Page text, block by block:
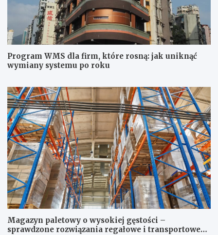
Program WMS dla firm, które rosną: jak uniknąć
wymiany systemu po roku
Magazyn paletowy o wysokiej gęstości –
sprawdzone rozwiązania regałowe i transportowe